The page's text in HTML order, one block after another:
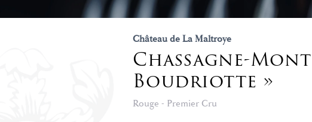
Château de La Maltroye
Chassagne-
Boudriotte »
Rouge - Premier Cru